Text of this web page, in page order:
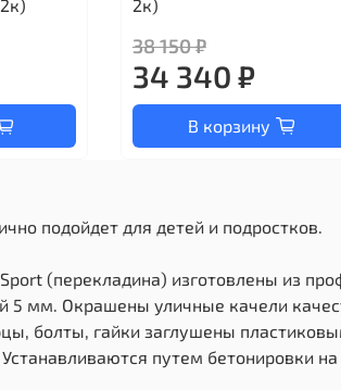
2к)
38 150 ₽
34 340 ₽
В корзину
подойдет для детей и подростков.
(перекладина) изготовлены из
5 мм. Окрашены уличные качели
болты, гайки заглушены
путем бетонировки